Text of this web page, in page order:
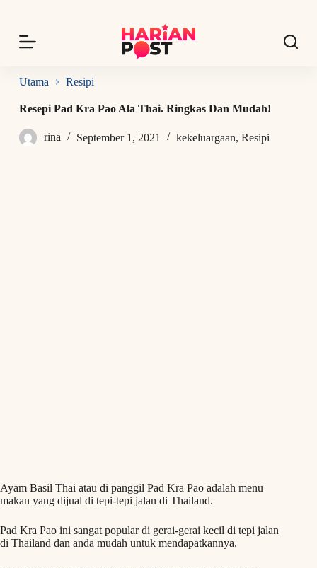
p
o
o
n
Utama Resipi
Resepi Pad Kra Pao Ala Thai. Ringkas Dan Mudah!
rina September 1, 2021 kekeluargaan, Resipi
Ayam Basil Thai atau di panggil Pad Kra Pao adalah menu
makan yang dijual di tepi-tepi jalan di Thailand.
Pad Kra Pao ini sangat popular di gerai-gerai kecil di tepi jalan
di Thailand dan anda mudah untuk mendapatkannya.